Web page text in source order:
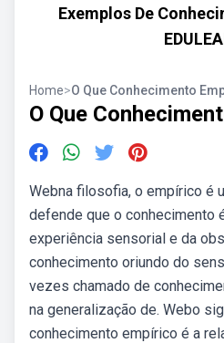
Exemplos De
Home>O Que Conhecimento
O Que
Webna filosofia, o empírico é
defende que o conhecimento
experiência sensorial e da
conhecimento oriundo do
vezes chamado de
na generalização de. Webo
conhecimento empírico é a